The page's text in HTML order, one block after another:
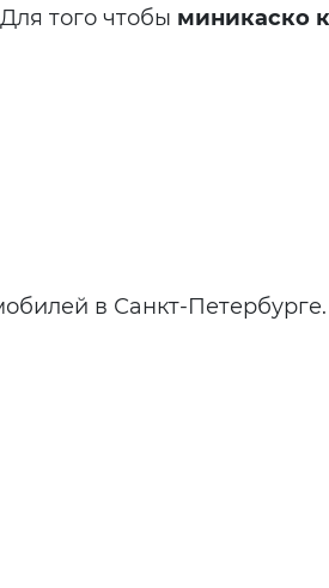
того чтобы миникаско
в Санкт-